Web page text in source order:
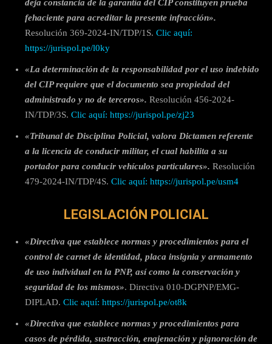
deja constancia de la garantía del CIP constituyen prueba
fehaciente para acreditar la presente infracción».
Resolución 369-2024-IN/TDP/1S. Clic aquí:
https://jurispol.pe/l0ky
«La determinación de la responsabilidad por el uso indebido
del CIP requiere que el documento sea propiedad del
administrado y no de terceros». Resolución 456-2024-
IN/TDP/3S. Clic aquí: https://jurispol.pe/zj23
«Tribunal de Disciplina Policial, valora Dictamen referente
a la licencia de conducir militar, el cual habilita a su
portador para conducir vehículos particulares». Resolución
479-2024-IN/TDP/4S. Clic aquí: https://jurispol.pe/usm4
LEGISLACIÓN POLICIAL
«Directiva que establece normas y procedimientos para el
control de carnet de identidad, placa insignia y armamento
de uso individual en la PNP, así como la conservación y
seguridad de los mismos». Directiva 010-DGPNP/EMG-
DIPLAD. Clic aquí: https://jurispol.pe/ot8k
«Directiva que establece normas y procedimientos para
casos de pérdida, sustracción, enajenación y pignoración de